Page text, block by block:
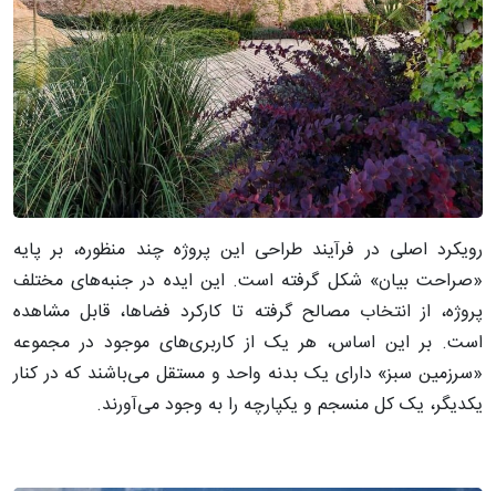
رویکرد اصلی در فرآیند طراحی این پروژه چند منظوره، بر پایه
«صراحت بیان» شکل گرفته است. این ایده در جنبه‌های مختلف
پروژه، از انتخاب مصالح گرفته تا کارکرد فضاها، قابل مشاهده
است. بر این اساس، هر یک از کاربری‌های موجود در مجموعه
«سرزمین سبز» دارای یک بدنه واحد و مستقل می‌باشند که در کنار
یکدیگر، یک کل منسجم و یکپارچه را به وجود می‌آورند.